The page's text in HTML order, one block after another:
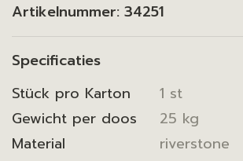
Artikelnummer: 34251
Specificaties
Stück pro Karton
1 st
Gewicht per doos
25 kg
Material
riverstone